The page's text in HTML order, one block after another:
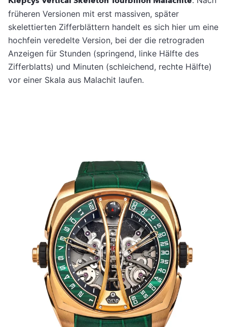
früheren Versionen mit erst massiven, später
skelettierten Zifferblättern handelt es sich hier um eine
hochfein veredelte Version, bei der die retrograden
Anzeigen für Stunden (springend, linke Hälfte des
Zifferblatts) und Minuten (schleichend, rechte Hälfte)
vor einer Skala aus Malachit laufen.